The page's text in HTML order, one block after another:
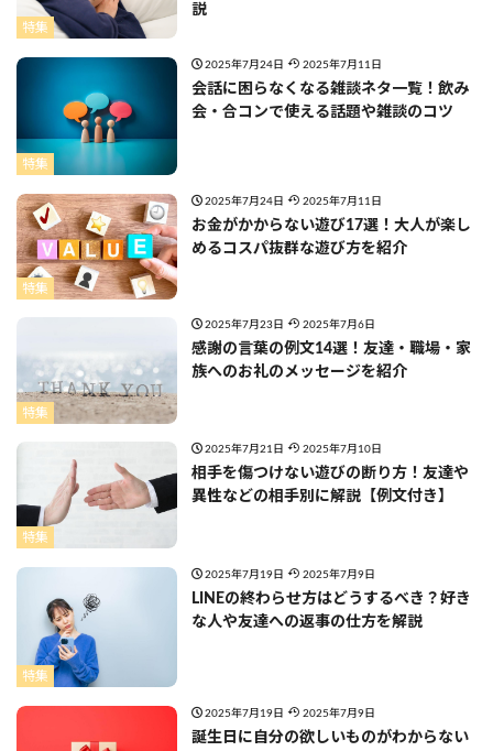
特集
説
特集
2025年7月24日 2025年7月11日
会話に困らなくなる雑談ネタ一覧！飲み
会・合コンで使える話題や雑談のコツ
特集
2025年7月24日 2025年7月11日
お金がかからない遊び17選！大人が楽し
めるコスパ抜群な遊び方を紹介
特集
2025年7月23日 2025年7月6日
感謝の言葉の例文14選！友達・職場・家
族へのお礼のメッセージを紹介
特集
2025年7月21日 2025年7月10日
相手を傷つけない遊びの断り方！友達や
異性などの相手別に解説【例文付き】
特集
2025年7月19日 2025年7月9日
LINEの終わらせ方はどうするべき？好き
な人や友達への返事の仕方を解説
2025年7月19日 2025年7月9日
誕生日に自分の欲しいものがわからない